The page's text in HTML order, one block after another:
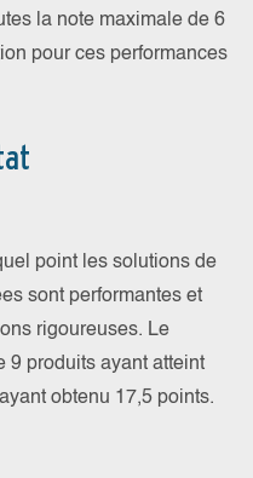
la note maximale de 6
pour ces performances
point les solutions de
sont performantes et
rigoureuses. Le
9 produits ayant atteint
obtenu 17,5 points.